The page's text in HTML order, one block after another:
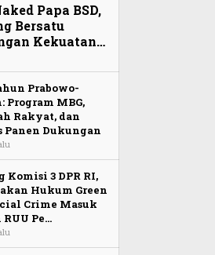
Papa BSD,
Bersatu
Kekuatan…
Prabowo-
Program MBG,
Rakyat, dan
Panen Dukungan
Komisi 3 DPR RI,
Hukum Green
Crime Masuk
Pe…